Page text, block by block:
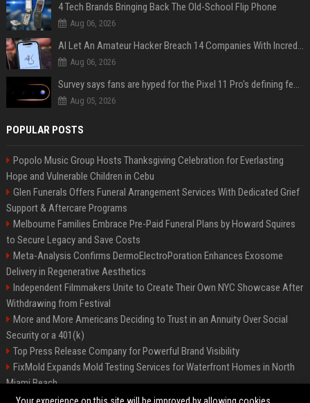
4 Tech Brands Bringing Back The Old-School Flip Phone
Aug 06, 2026
AI Let An Amateur Hacker Breach 14 Companies With Incredibly Simple Prompts
Aug 06, 2026
Survey says fans are hyped for the Pixel 11 Pro's defining feature, but the doubters are loud
Aug 05, 2026
POPULAR POSTS
Popolo Music Group Hosts Thanksgiving Celebration for Everlasting
Hope and Vulnerable Children in Cebu
Glen Funerals Offers Funeral Arrangement Services With Dedicated Grief
Support & Aftercare Programs
Melbourne Families Embrace Pre-Paid Funeral Plans by Howard Squires
to Secure Legacy and Save Costs
Meta-Analysis Confirms DermoElectroPoration Enhances Exosome
Delivery in Regenerative Aesthetics
Independent Filmmakers Unite to Create Their Own NYC Showcase After
Withdrawing from Festival
More and More Americans Deciding to Trust in an Annuity Over Social
Security or a 401(k)
Top Press Release Company for Powerful Brand Visibility
FixMold Expands Mold Testing Services for Waterfront Homes in North
Miami Beach
Pop Top Toyota Campervans from $99,000 driveaway